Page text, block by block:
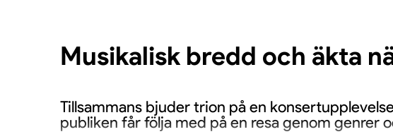
Musikalisk bredd och äkta
Tillsammans bjuder trion på en
publiken får följa med på en resa genom genrer